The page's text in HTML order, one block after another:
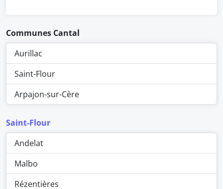
Communes Cantal
Aurillac
Saint-Flour
Arpajon-sur-Cère
Saint-Flour
Andelat
Malbo
Rézentières